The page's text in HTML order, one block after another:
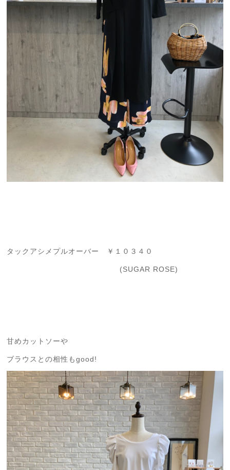
タックアシメプルオーバー ￥１０３４０
(SUGAR ROSE)
甘めカットソーや
ブラウスとの相性もgood!